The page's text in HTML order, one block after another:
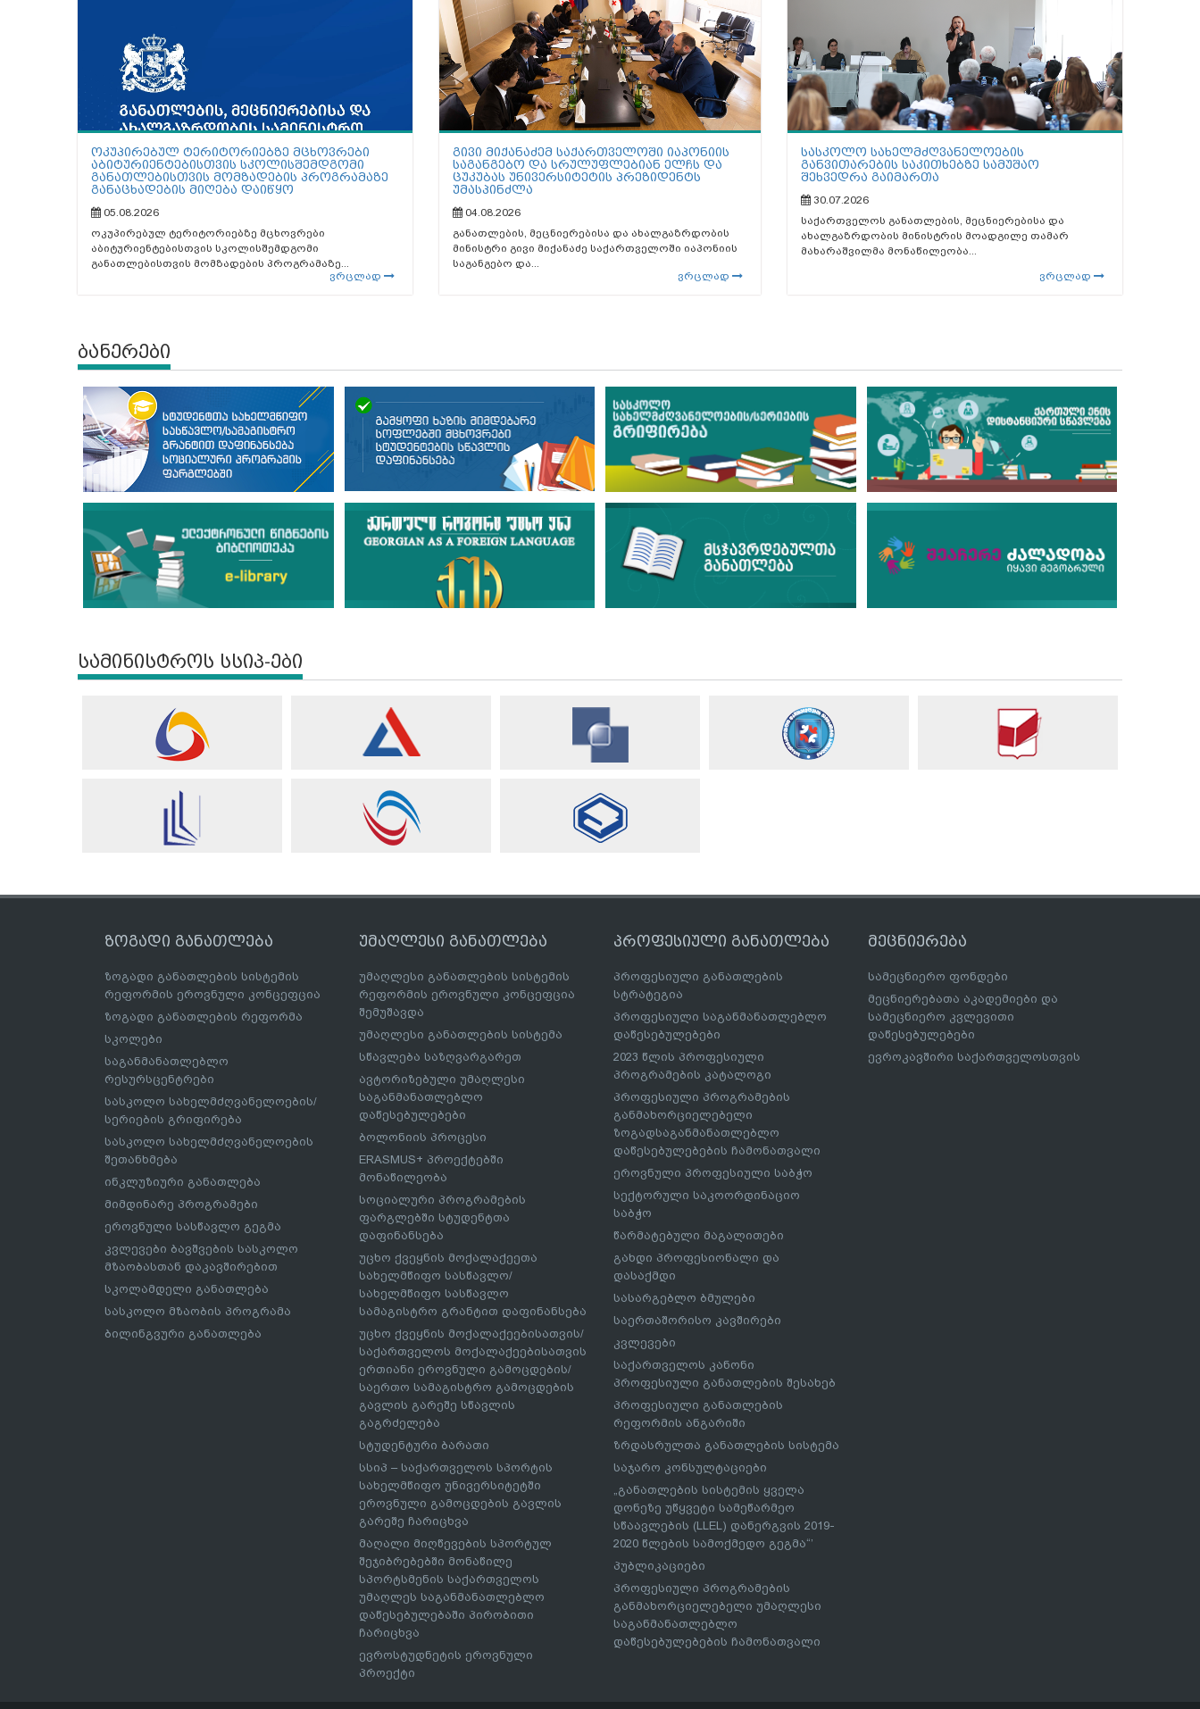
ოკუპირებულ ტერიტორიებზე მცხოვრები
აბიტურიენტებისთვის სკოლისშემდგომი
განათლებისთვის მომზადების პროგრამაზე
განაცხადების მიღება დაიწყო
05.08.2026
ოკუპირებულ ტერიტორიებზე მცხოვრები
აბიტურიენტებისთვის სკოლისშემდგომი
განათლებისთვის მომზადების პროგრამაზე...
ვრცლად
გივი მიქანაძემ საქართველოში იაპონიის
საგანგებო და სრულუფლებიან ელჩს და
ცუკუბას უნივერსიტეტის პრეზიდენტს
უმასპინძლა
04.08.2026
განათლების, მეცნიერებისა და ახალგაზრდობის
მინისტრი გივი მიქანაძე საქართველოში იაპონიის
საგანგებო და...
ვრცლად
სასკოლო სახელმძღვანელოების
განვითარების საკითხებზე სამუშაო
შეხვედრა გაიმართა
30.07.2026
საქართველოს განათლების, მეცნიერებისა და
ახალგაზრდობის მინისტრის მოადგილე თამარ
მახარაშვილმა მონაწილეობა...
ვრცლად
ბანერები
სამინისტროს სსიპ-ები
ზოგადი განათლება
ზოგადი განათლების სისტემის
რეფორმის ეროვნული კონცეფცია
ზოგადი განათლების რეფორმა
სკოლები
საგანმანათლებლო
რესურსცენტრები
სასკოლო სახელმძღვანელოების/
სერიების გრიფირება
სასკოლო სახელმძღვანელოების
შეთანხმება
ინკლუზიური განათლება
მიმდინარე პროგრამები
ეროვნული სასწავლო გეგმა
კვლევები ბავშვების სასკოლო
მზაობასთან დაკავშირებით
სკოლამდელი განათლება
სასკოლო მზაობის პროგრამა
ბილინგვური განათლება
უმაღლესი განათლება
უმაღლესი განათლების სისტემის
რეფორმის ეროვნული კონცეფცია
შემუშავდა
უმაღლესი განათლების სისტემა
სწავლება საზღვარგარეთ
ავტორიზებული უმაღლესი
საგანმანათლებლო
დაწესებულებები
ბოლონიის პროცესი
ERASMUS+ პროექტებში
მონაწილეობა
სოციალური პროგრამების
ფარგლებში სტუდენტთა
დაფინანსება
უცხო ქვეყნის მოქალაქეეთა
სახელმწიფო სასწავლო/
სახელმწიფო სასწავლო
სამაგისტრო გრანტით დაფინანსება
უცხო ქვეყნის მოქალაქეებისათვის/
საქართველოს მოქალაქეებისათვის
ერთიანი ეროვნული გამოცდების/
საერთო სამაგისტრო გამოცდების
გავლის გარეშე სწავლის
გაგრძელება
სტუდენტური ბარათი
სსიპ – საქართველოს სპორტის
სახელმწიფო უნივერსიტეტში
ეროვნული გამოცდების გავლის
გარეშე ჩარიცხვა
მაღალი მიღწევების სპორტულ
შეჯიბრებებში მონაწილე
სპორტსმენის საქართველოს
უმაღლეს საგანმანათლებლო
დაწესებულებაში პირობითი
ჩარიცხვა
ევროსტუდნეტის ეროვნული
პროექტი
პროფესიული განათლება
პროფესიული განათლების
სტრატეგია
პროფესიული საგანმანათლებლო
დაწესებულებები
2023 წლის პროფესიული
პროგრამების კატალოგი
პროფესიული პროგრამების
განმახორციელებელი
ზოგადსაგანმანათლებლო
დაწესებულებების ჩამონათვალი
ეროვნული პროფესიული საბჭო
სექტორული საკოორდინაციო
საბჭო
წარმატებული მაგალითები
გახდი პროფესიონალი და
დასაქმდი
სასარგებლო ბმულები
საერთაშორისო კავშირები
კვლევები
საქართველოს კანონი
პროფესიული განათლების შესახებ
პროფესიული განათლების
რეფორმის ანგარიში
ზრდასრულთა განათლების სისტემა
საჯარო კონსულტაციები
„განათლების სისტემის ყველა
დონეზე უწყვეტი სამეწარმეო
სწაავლების (LLEL) დანერგვის 2019-
2020 წლების სამოქმედო გეგმა“’
პუბლიკაციები
პროფესიული პროგრამების
განმახორციელებელი უმაღლესი
საგანმანათლებლო
დაწესებულებების ჩამონათვალი
მეცნიერება
სამეცნიერო ფონდები
მეცნიერებათა აკადემიები და
სამეცნიერო კვლევითი
დაწესებულებები
ევროკავშირი საქართველოსთვის